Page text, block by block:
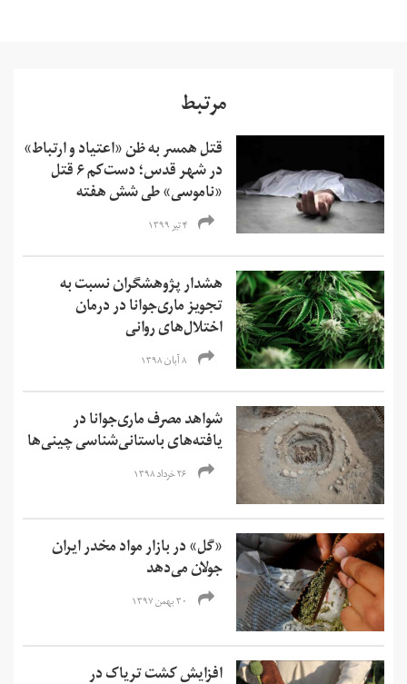
مرتبط
قتل همسر به ظن «اعتیاد و ارتباط»
در شهر قدس؛‌ دست‌کم ۶ قتل
«ناموسی» طی شش هفته
۴ تیر ۱۳۹۹
هشدار پژوهشگران نسبت به
تجویز ماری‌جوانا در درمان
اختلال‌های روانی
۸ آبان ۱۳۹۸
شواهد مصرف ماری‌جوانا در
یافته‌های باستانی‌شناسی چینی‌ها
۲۶ خرداد ۱۳۹۸
«گل» در بازار مواد مخدر ایران
جولان می‌دهد
۳۰ بهمن ۱۳۹۷
افزایش کشت تریاک در